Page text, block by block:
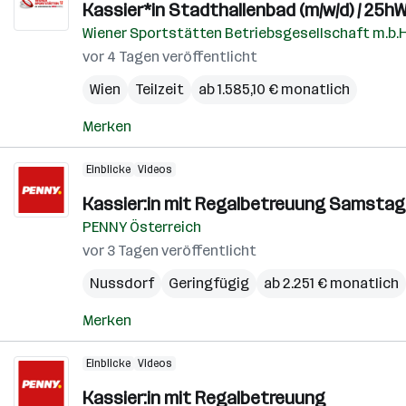
Kassier*in Stadthallenbad (m/w/d) /
Wiener Sportstätten Betriebsgesellschaft
vor 4 Tagen veröffentlicht
Wien
Teilzeit ab 1.585,10 € monatlich
Merken
Einblicke Videos
Kassier:in mit Regalbetreuung Samstag
PENNY Österreich
vor 3 Tagen veröffentlicht
Nussdorf
Geringfügig ab 2.251 € monatlich
Merken
Einblicke Videos
Kassier:in mit Regalbetreuung